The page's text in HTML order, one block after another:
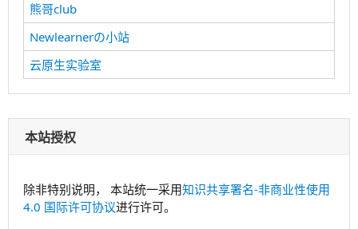
熊哥club
Newlearnerの小站
云原生实验室
本站授权
除非特别说明， 本站统一采用知识共享署名-非商业性使用
4.0 国际许可协议进行许可。